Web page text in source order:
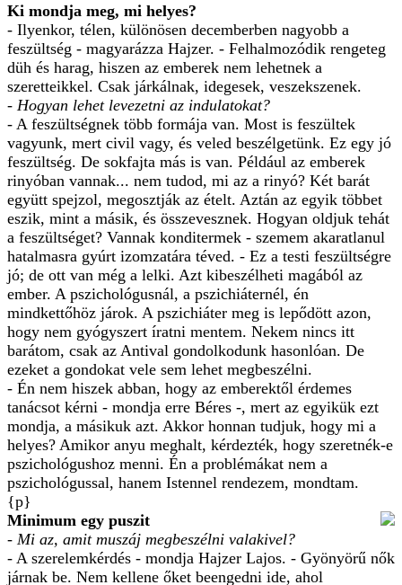
Ki mondja meg, mi helyes?
- Ilyenkor, télen, különösen decemberben nagyobb a
feszültség - magyarázza Hajzer. - Felhalmozódik rengeteg
düh és harag, hiszen az emberek nem lehetnek a
szeretteikkel. Csak járkálnak, idegesek, veszekszenek.
- Hogyan lehet levezetni az indulatokat?
- A feszültségnek több formája van. Most is feszültek
vagyunk, mert civil vagy, és veled beszélgetünk. Ez egy jó
feszültség. De sokfajta más is van. Például az emberek
rinyóban vannak... nem tudod, mi az a rinyó? Két barát
együtt spejzol, megosztják az ételt. Aztán az egyik többet
eszik, mint a másik, és összevesznek. Hogyan oldjuk tehát
a feszültséget? Vannak konditermek - szemem akaratlanul
hatalmasra gyúrt izomzatára téved. - Ez a testi feszültségre
jó; de ott van még a lelki. Azt kibeszélheti magából az
ember. A pszichológusnál, a pszichiáternél, én
mindkettőhöz járok. A pszichiáter meg is lepődött azon,
hogy nem gyógyszert íratni mentem. Nekem nincs itt
barátom, csak az Antival gondolkodunk hasonlóan. De
ezeket a gondokat vele sem lehet megbeszélni.
- Én nem hiszek abban, hogy az emberektől érdemes
tanácsot kérni - mondja erre Béres -, mert az egyikük ezt
mondja, a másikuk azt. Akkor honnan tudjuk, hogy mi a
helyes? Amikor anyu meghalt, kérdezték, hogy szeretnék-e
pszichológushoz menni. Én a problémákat nem a
pszichológussal, hanem Istennel rendezem, mondtam.
{p}
Minimum egy puszit
- Mi az, amit muszáj megbeszélni valakivel?
- A szerelemkérdés - mondja Hajzer Lajos. - Gyönyörű nők
járnak be. Nem kellene őket beengedni ide, ahol